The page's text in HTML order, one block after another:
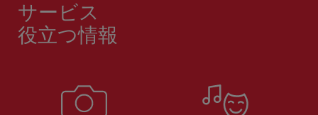
サービス
役立つ情報